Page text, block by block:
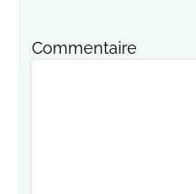
Commentaire